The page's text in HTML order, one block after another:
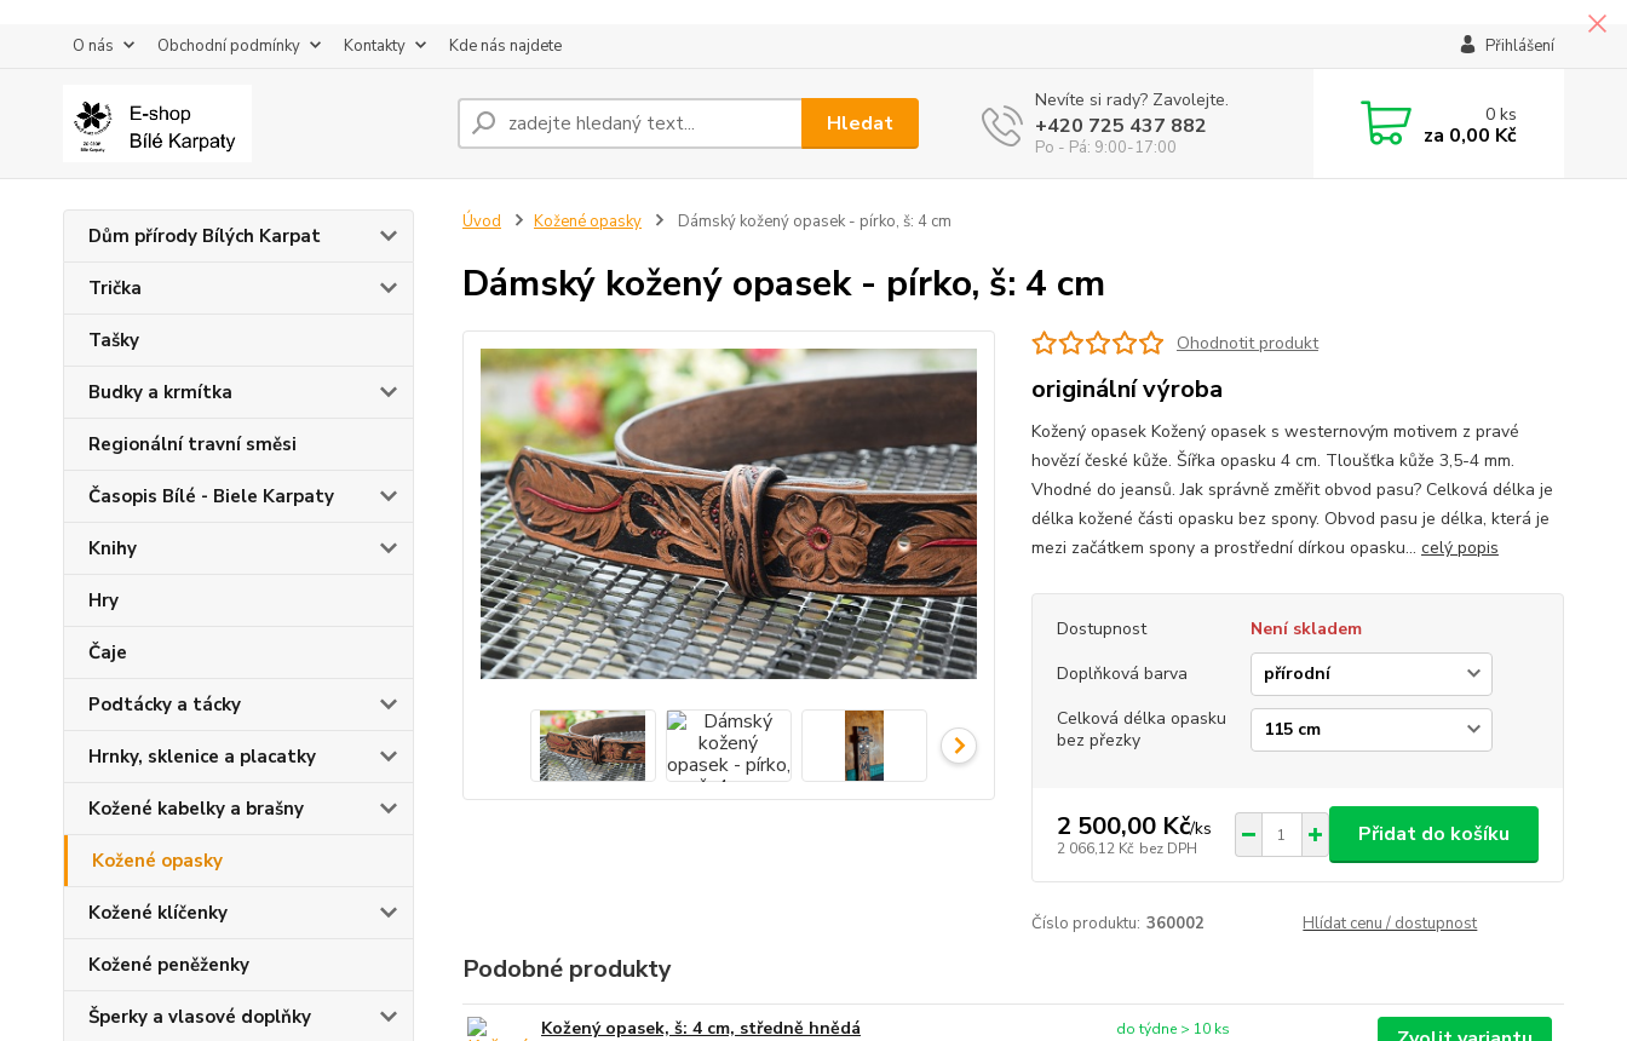
O nás Obchodní podmínky Kontakty Kde nás najdete Přihlášení
Hledat
Nevíte si rady? Zavolejte.
+420 725 437 882
Po - Pá: 9:00-17:00
0ks
za 0,00 Kč
Dům přírody Bílých Karpat
Trička
Tašky
Budky a krmítka
Regionální travní směsi
Časopis Bílé - Biele Karpaty
Knihy
Hry
Čaje
Podtácky a tácky
Hrnky, sklenice a placatky
Kožené kabelky a brašny
Kožené opasky
Kožené klíčenky
Kožené peněženky
Šperky a vlasové doplňky
Úvod Kožené opasky Dámský kožený opasek - pírko, š: 4 cm
Dámský kožený opasek - pírko, š: 4 cm
Ohodnotit produkt
originální výroba
Kožený opasek Kožený opasek s westernovým motivem z pravé
hovězí české kůže. Šířka opasku 4 cm. Tloušťka kůže 3,5-4 mm.
Vhodné do jeansů. Jak správně změřit obvod pasu? Celková délka je
délka kožené části opasku bez spony. Obvod pasu je délka, která je
mezi začátkem spony a prostřední dírkou opasku... celý popis
Dostupnost
Není skladem
Doplňková barva
Celková délka opasku
bez přezky
2 500,00 Kč/ks
2 066,12 Kč bez DPH
Přidat do košíku
Číslo produktu: 360002 Hlídat cenu / dostupnost
Podobné produkty
Kožený opasek, š: 4 cm, středně hnědá
do týdne > 10 ks